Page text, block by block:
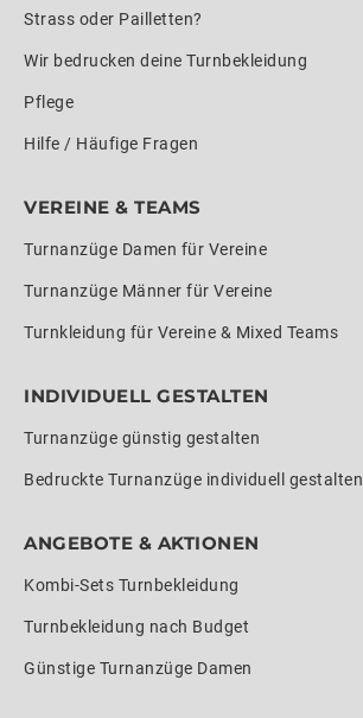
Strass oder Pailletten?
Wir bedrucken deine Turnbekleidung
Pflege
Hilfe / Häufige Fragen
VEREINE & TEAMS
Turnanzüge Damen für Vereine
Turnanzüge Männer für Vereine
Turnkleidung für Vereine & Mixed Teams
INDIVIDUELL GESTALTEN
Turnanzüge günstig gestalten
Bedruckte Turnanzüge individuell gestalten
ANGEBOTE & AKTIONEN
Kombi-Sets Turnbekleidung
Turnbekleidung nach Budget
Günstige Turnanzüge Damen